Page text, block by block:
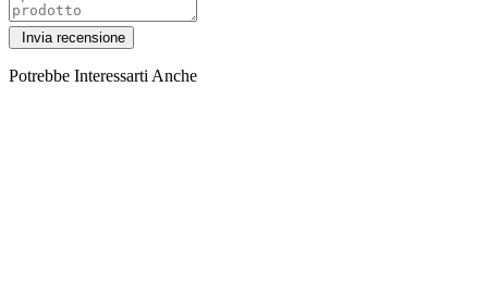
Potrebbe Interessarti Anche